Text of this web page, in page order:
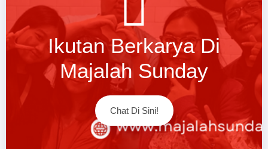
Ikutan Berkarya Di
Majalah Sunday
Chat Di Sini!